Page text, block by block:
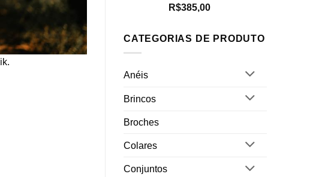
Avaliação
5.00
de 5
R$385,00
CATEGORIAS DE PRODUTO
Anéis
Brincos
Broches
Colares
Conjuntos